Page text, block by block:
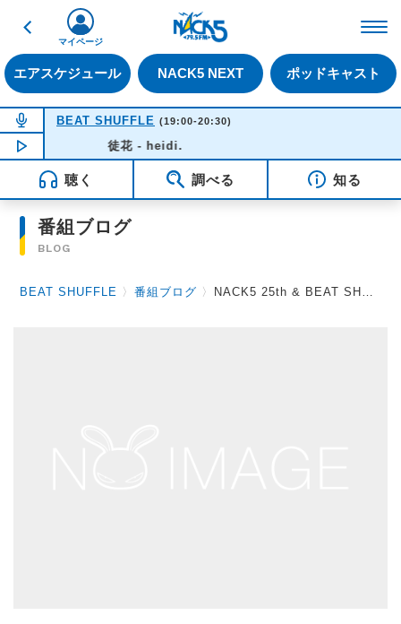
戻る
エアスケジュール NACK5 NEXT ポッドキャスト
マイページ
NOW ON AIR
BEAT SHUFFLE (19:00-20:30)
NOW PLAYING 19:37
徒花 - heidi.
聴く 調べる 知る
番組ブログ
BLOG
BEAT SHUFFLE 〉番組ブログ 〉 NACK5 25th & BEAT SHUFFLE 15th Anniversary Live～Part 3